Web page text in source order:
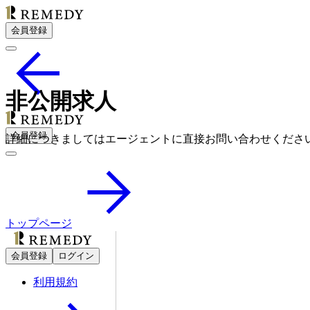
会員登録
会員登録
非公開求人
詳細につきましてはエージェントに直接お問い合わせくださ
トップページ
会員登録 ログイン
利用規約